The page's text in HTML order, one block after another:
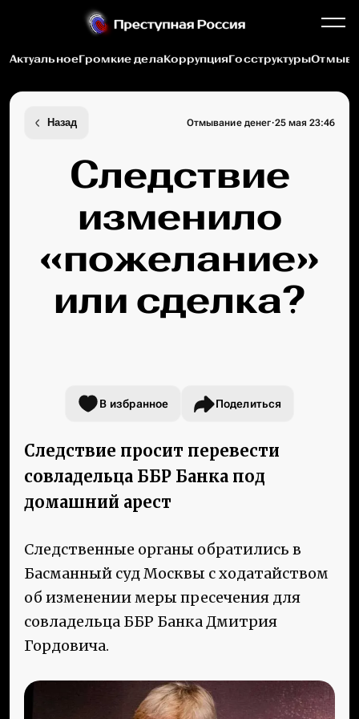
АктуальноеГромкие делаКоррупцияГосструктуры
Назад Отмывание денег·25 мая 23:46
Следствие
изменило
«пожелание»
или сделка?
В избранное Поделиться
Следствие просит перевести
совладельца ББР Банка под
домашний арест
Следственные органы обратились в
Басманный суд Москвы с ходатайством
об изменении меры пресечения для
совладельца ББР Банка Дмитрия
Гордовича.